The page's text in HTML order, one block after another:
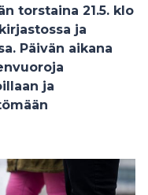
torstaina 21.5. klo
ja
Päivän aikana
ja